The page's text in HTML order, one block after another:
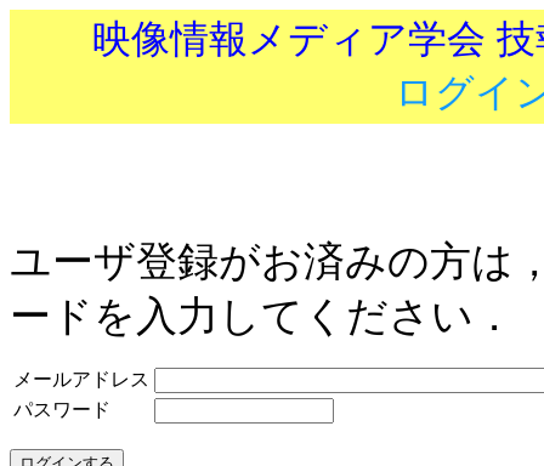
映像情報メディア学会
ログイ
ユーザ登録がお済みの方は
ードを入力してください．
メールアドレス
パスワード